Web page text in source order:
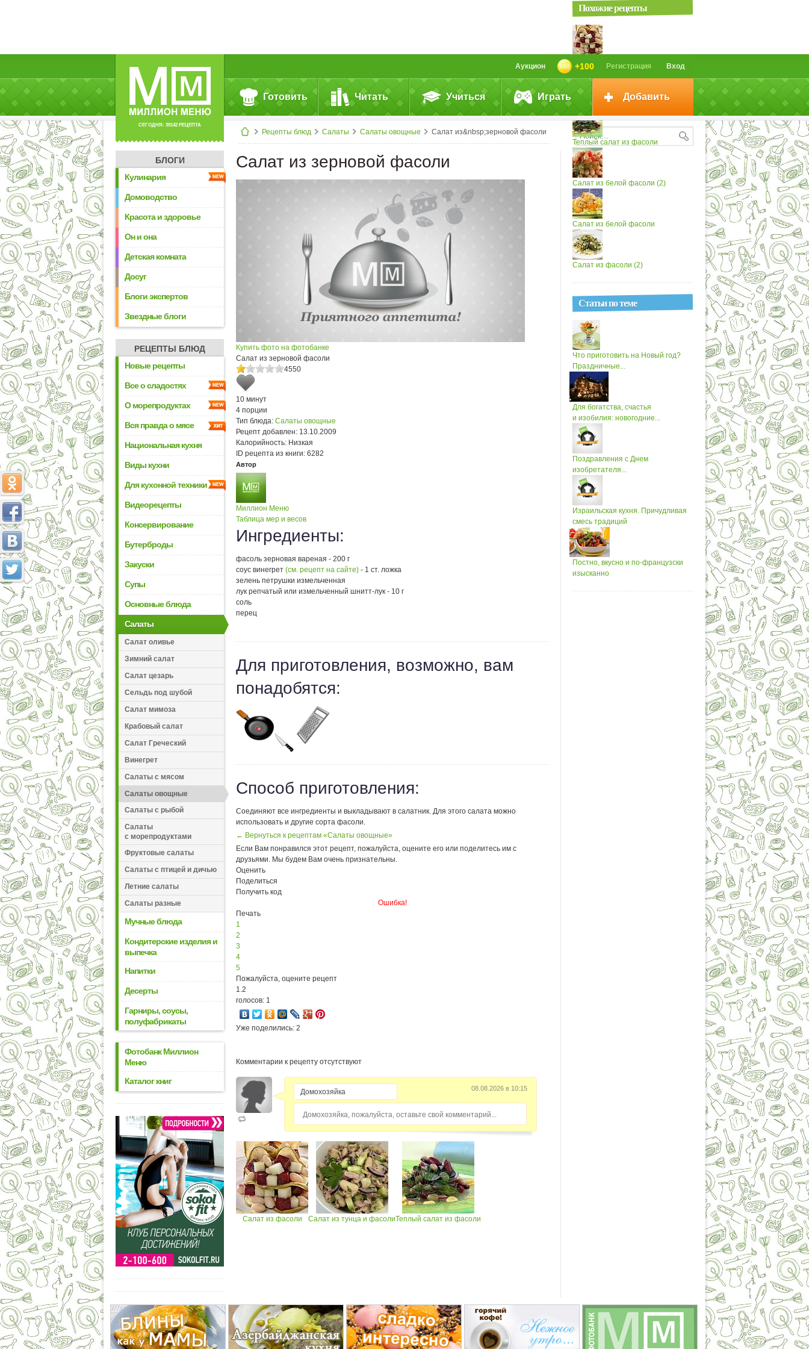
СЕГОДНЯ: 39142 РЕЦЕПТА
Вход
Регистрация
+100
Аукцион
Готовить Читать Учиться Играть Добавить
Рецепты блюд Салаты Салаты овощные Салат из&nbsp;зерновой фасоли
БЛОГИ
Кулинария
Домоводство
Красота и здоровье
Он и она
Детская комната
Досуг
Блоги экспертов
Звездные блоги
РЕЦЕПТЫ БЛЮД
Новые рецепты
Все о сладостях
О морепродуктах
Вся правда о мясе
Национальная кухня
Виды кухни
Для кухонной техники
Видеорецепты
Консервирование
Бутерброды
Закуски
Супы
Основные блюда
Салаты
Салат оливье
Зимний салат
Салат цезарь
Сельдь под шубой
Салат мимоза
Крабовый салат
Салат Греческий
Винегрет
Салаты с мясом
Салаты овощные
Салаты с рыбой
Салаты
с морепродуктами
Фруктовые салаты
Салаты с птицей и дичью
Летние салаты
Салаты разные
Мучные блюда
Кондитерские изделия и
выпечка
Напитки
Десерты
Гарниры, соусы,
полуфабрикаты
Фотобанк Миллион
Меню
Каталог книг
Салат из зерновой фасоли
Купить фото на фотобанке
Салат из зерновой фасоли
4550
10 минут
4 порции
Тип блюда: Салаты овощные
Рецепт добавлен: 13.10.2009
Калорийность: Низкая
ID рецепта из книги: 6282
Автор
Миллион Меню
Таблица мер и весов
Ингредиенты:
фасоль зерновая вареная - 200 г
соус винегрет (см. рецепт на сайте) - 1 ст. ложка
зелень петрушки измельченная
лук репчатый или измельченный шнитт-лук - 10 г
соль
перец
Для приготовления, возможно, вам
понадобятся:
Способ приготовления:
Соединяют все ингредиенты и выкладывают в салатник. Для этого салата можно
использовать и другие сорта фасоли.
← Вернуться к рецептам «Салаты овощные»
Если Вам понравился этот рецепт, пожалуйста, оцените его или поделитесь им с
друзьями. Мы будем Вам очень признательны.
Оценить
Поделиться
Получить код
Ошибка!
Печать
1
2
3
4
5
Пожалуйста, оцените рецепт
1.2
голосов: 1
Уже поделились: 2
Комментарии к рецепту отсутствуют
08.08.2026 в 10:15
Домохозяйка, пожалуйста, оставьте свой комментарий...
Салат из фасоли Салат из тунца и фасолиТеплый салат из фасоли
Похожие рецепты
Салат из тунца и фасоли
Теплый салат из фасоли
Салат из белой фасоли (2)
Салат из белой фасоли
Салат из фасоли (2)
Статьи по теме
Что приготовить на Новый год?
Праздничные...
Для богатства, счастья
и изобилия: новогодние...
Поздравления с Днем
изобретателя...
Израильская кухня. Причудливая
смесь традиций
Постно, вкусно и по-французски
изысканно